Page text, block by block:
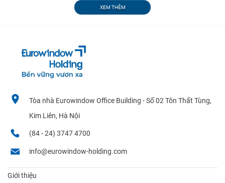
XEM THÊM
Tòa nhà Eurowindow Office Building - Số 02 Tôn Thất Tùng,
Kim Liên, Hà Nội
(84 - 24) 3747 4700
info@eurowindow-holding.com
Giới thiệu